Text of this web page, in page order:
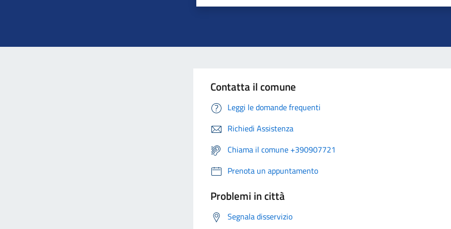
Contatta il comune
Leggi le domande frequenti
Richiedi Assistenza
Chiama il comune +390907721
Prenota un appuntamento
Problemi in città
Segnala disservizio